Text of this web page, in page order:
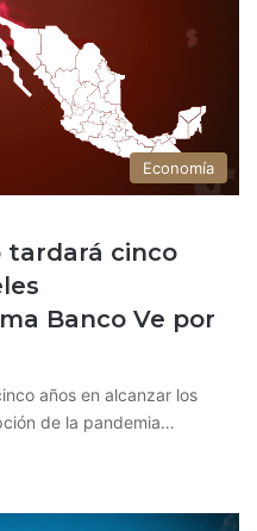
Economía
tardará cinco
Banco Ve por
años en alcanzar los
de la pandemia…